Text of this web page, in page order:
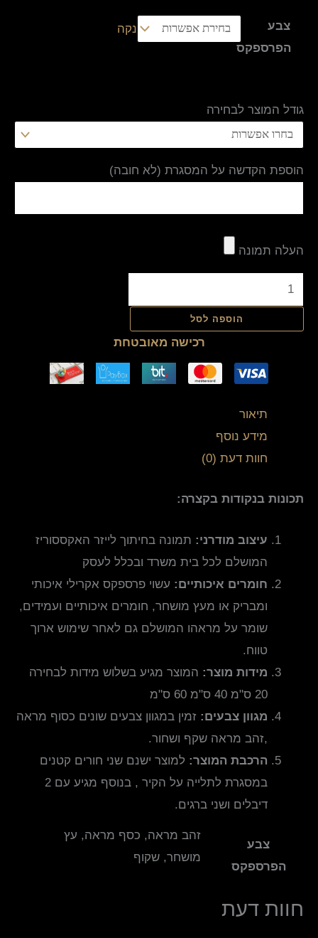
צבע
הפרספקס
נקה
גודל המוצר לבחירה
הוספת הקדשה על המסגרת (לא חובה)
העלה תמונה
הוספה לסל
רכישה מאובטחת
תיאור
מידע נוסף
חוות דעת (0)
תכונות בנקודות בקצרה:
עיצוב מודרני: תמונה בחיתוך לייזר האקססוריז
המושלם לכל בית משרד ובכלל לעסק
חומרים איכותיים: עשוי פרספקס אקרילי איכותי
ומבריק או מעץ מושחר, חומרים איכותיים ועמידים,
שומר על מראהו המושלם גם לאחר שימוש ארוך
טווח.
מידות מוצר: המוצר מגיע בשלוש מידות לבחירה
20 ס"מ 40 ס"מ 60 ס"מ
מגוון צבעים: זמין במגוון צבעים שונים כסוף מראה
,זהב מראה שקף ושחור.
הרכבת המוצר: למוצר ישנם שני חורים קטנים
במסגרת לתלייה על הקיר , בנוסף מגיע עם 2
דיבלים ושני ברגים.
צבע
הפרספקס
זהב מראה, כסף מראה, עץ
מושחר, שקוף
חוות דעת